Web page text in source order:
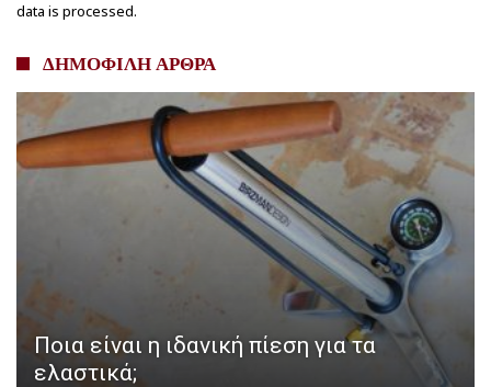
data is processed.
ΔΗΜΟΦΙΛΗ ΑΡΘΡΑ
Ποια είναι η ιδανική πίεση για τα
ελαστικά;